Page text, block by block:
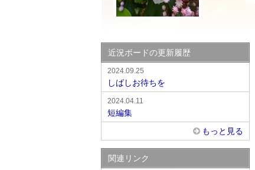
近況ボードの更新履歴
2024.09.25
しばしお待ちを
2024.04.11
短編集
もっと見る
関連リンク